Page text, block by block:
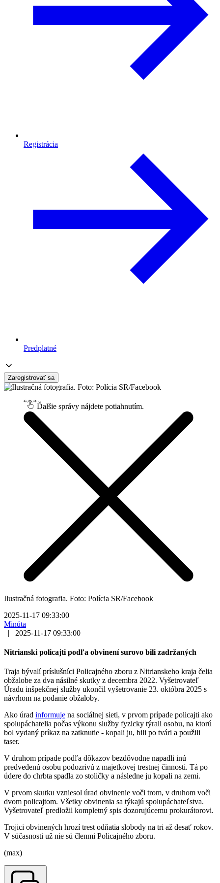
Registrácia
Predplatné
Zaregistrovať sa
Ďalšie správy nájdete potiahnutím.
Ilustračná fotografia. Foto: Polícia SR/Facebook
2025-11-17 09:33:00
Minúta
|
2025-11-17 09:33:00
Nitrianski policajti podľa obvinení surovo bili zadržaných
Traja bývalí príslušníci Policajného zboru z Nitrianskeho kraja čelia
obžalobe za dva násilné skutky z decembra 2022. Vyšetrovateľ
Úradu inšpekčnej služby ukončil vyšetrovanie 23. októbra 2025 s
návrhom na podanie obžaloby.
Ako úrad informuje na sociálnej sieti, v prvom prípade policajti ako
spolupáchatelia počas výkonu služby fyzicky týrali osobu, na ktorú
bol vydaný príkaz na zatknutie - kopali ju, bili po tvári a použili
taser.
V druhom prípade podľa dôkazov bezdôvodne napadli inú
predvedenú osobu podozrivú z majetkovej trestnej činnosti. Tá po
údere do chrbta spadla zo stoličky a následne ju kopali na zemi.
V prvom skutku vzniesol úrad obvinenie voči trom, v druhom voči
dvom policajtom. Všetky obvinenia sa týkajú spolupáchateľstva.
Vyšetrovateľ predložil kompletný spis dozorujúcemu prokurátorovi.
Trojici obvinených hrozí trest odňatia slobody na tri až desať rokov.
V súčasnosti už nie sú členmi Policajného zboru.
(max)